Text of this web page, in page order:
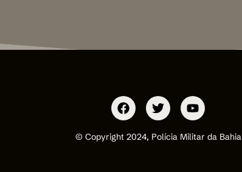
© Copyright 2024, Polícia Militar da Bahia